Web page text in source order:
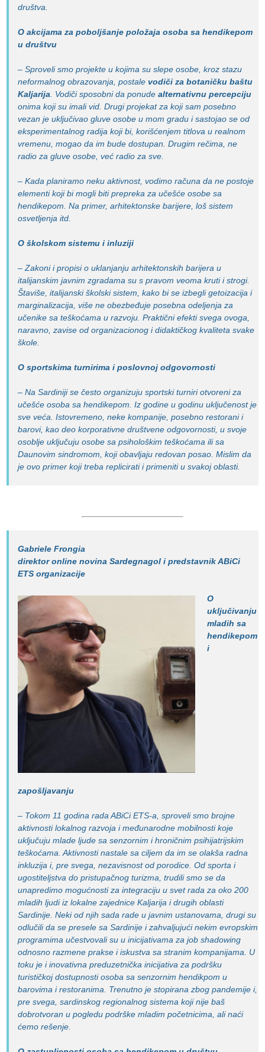
društva.
O akcijama za poboljšanje položaja osoba sa hendikepom
u društvu
– Sproveli smo projekte u kojima su slepe osobe, kroz stazu
neformalnog obrazovanja, postalevodiči za botaničku baštu
Kaljarija . Vodiči sposobni da ponudealternativnu percepciju
onima koji su imali vid. Drugi projekat za koji sam posebno
vezan je uključivao gluve osobe u mom gradu i sastojao se od
eksperimentalnog radija koji bi, korišćenjem titlova u realnom
vremenu, mogao da im bude dostupan. Drugim rečima, ne
radio za gluve osobe, već radio za sve.
– Kada planiramo neku aktivnost, vodimo računa da ne postoje
elementi koji bi mogli biti prepreka za učešće osobe sa
hendikepom. Na primer, arhitektonske barijere, loš sistem
osvetljenja itd.
O školskom sistemu i inluziji
– Zakoni i propisi o uklanjanju arhitektonskih barijera u
italijanskim javnim zgradama su s pravom veoma kruti i strogi.
Štaviše, italijanski školski sistem, kako bi se izbegli getoizacija i
marginalizacija, više ne obezbeđuje posebna odeljenja za
učenike sa teškoćama u razvoju. Praktični efekti svega ovoga,
naravno, zavise od organizacionog i didaktičkog kvaliteta svake
škole.
O sportskima turnirima i poslovnoj odgovornosti
– Na Sardiniji se često organizuju sportski turniri otvoreni za
učešće osoba sa hendikepom. Iz godine u godinu uključenost je
sve veća. Istovremeno, neke kompanije, posebno restorani i
barovi, kao deo korporativne društvene odgovornosti, u svoje
osoblje uključuju osobe sa psihološkim teškoćama ili sa
Daunovim sindromom, koji obavljaju redovan posao. Mislim da
je ovo primer koji treba replicirati i primeniti u svakoj oblasti.
Gabriele Frongia
direktor online novina Sardegnagol i predstavnik ABiCi
ETS organizacije
O
uključivanju
mladih sa
hendikepom
i
zapošljavanju
– Tokom 11 godina rada ABiCi ETS-a, sproveli smo brojne
aktivnosti lokalnog razvoja i međunarodne mobilnosti koje
uključuju mlade ljude sa senzornim i hroničnim psihijatrijskim
teškoćama. Aktivnosti nastale sa ciljem da im se olakša radna
inkluzija i, pre svega, nezavisnost od porodice. Od sporta i
ugostiteljstva do pristupačnog turizma, trudili smo se da
unapredimo mogućnosti za integraciju u svet rada za oko 200
mladih ljudi iz lokalne zajednice Kaljarija i drugih oblasti
Sardinije. Neki od njih sada rade u javnim ustanovama, drugi su
odlučili da se presele sa Sardinije i zahvaljujući nekim evropskim
programima učestvovali su u inicijativama zajob shadowing
odnosno razmene prakse i iskustva sa stranim kompanijama. U
toku je i inovativna preduzetnička inicijativa za podršku
turističkoj dostupnosti osoba sa senzornim hendikpom u
barovima i restoranima. Trenutno je stopirana zbog pandemije i,
pre svega, sardinskog regionalnog sistema koji nije baš
dobrotvoran u pogledu podrške mladim početnicima, ali naći
ćemo rešenje.